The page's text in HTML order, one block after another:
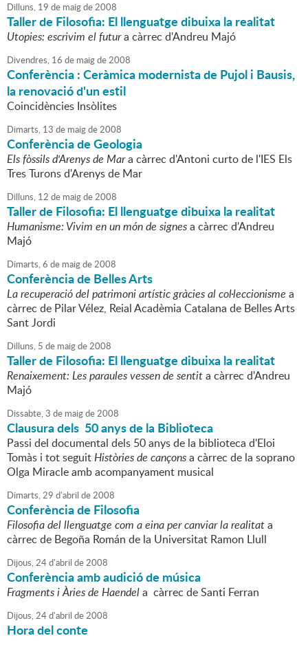
Dilluns, 19 de maigde2008
Taller de Filosofia: El llenguatge dibuixa la realitat
Utopies: escrivim el futura càrrec d'Andreu Majó
Divendres, 16 de maigde2008
Conferència : Ceràmica modernista de Pujol i Bausis,
la renovació d'un estil
Coincidències Insòlites
Dimarts, 13 de maigde2008
Conferència de Geologia
Els fòssils d'Arenys de Mara càrrec d'Antoni curto de l'IES Els
Tres Turons d'Arenys de Mar
Dilluns, 12 de maigde2008
Taller de Filosofia: El llenguatge dibuixa la realitat
Humanisme: Vivim en un món de signesa càrrec d'Andreu
Majó
Dimarts,6 de maigde2008
Conferència de Belles Arts
La recuperació del patrimoni artístic gràcies al col·leccionisme a
càrrec de Pilar Vélez, Reial Acadèmia Catalana de Belles Arts
Sant Jordi
Dilluns, 5 de maigde2008
Taller de Filosofia: El llenguatge dibuixa la realitat
Renaixement: Les paraules vessen de sentita càrrec d'Andreu
Majó
Dissabte,3 de maigde2008
Clausura dels 50 anys de la Biblioteca
Passi del documental dels 50 anys de la biblioteca d'Eloi
Tomàs i tot seguitHistòries de cançonsa càrrec de la soprano
Olga Miracle amb acompanyament musical
Dimarts,29 d'abril de2008
Conferència de Filosofia
Filosofia del llenguatge com a eina per canviar la realitata
càrrec de Begoña Román de la Universitat Ramon Llull
Dijous,24d'abril de2008
Conferència amb audició de música
Fragments i Àries de Haendela càrrec de Santi Ferran
Dijous,24d'abril de2008
Hora del conte